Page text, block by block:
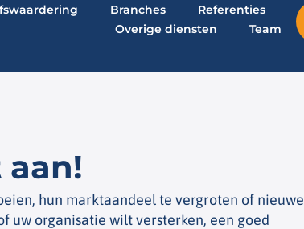
Branches
Referenties
Overige diensten
Team
hun marktaandeel te vergroten of nieuwe
uw organisatie wilt versterken, een goed